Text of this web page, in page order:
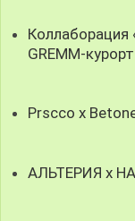
Коллаборация
GREMM-курорт
Prscco x
АЛЬТЕРИЯ х